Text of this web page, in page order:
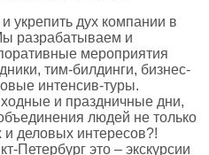
укрепить дух компании в
разрабатываем и
мероприятия
тим-билдинги, бизнес-
интенсив-туры.
и праздничные дни,
людей не только
деловых интересов?!
Петербург это – экскурсии